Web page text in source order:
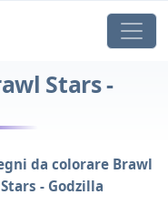
Stars -
da colorare Brawl
- Godzilla